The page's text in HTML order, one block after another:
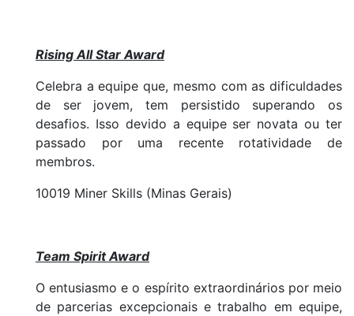
Rising All Star Award
Celebra a equipe que, mesmo com as dificuldades
de ser jovem, tem persistido superando os
desafios. Isso devido a equipe ser novata ou ter
passado por uma recente rotatividade de
membros.
10019 Miner Skills (Minas Gerais)
Team Spirit Award
O entusiasmo e o espírito extraordinários por meio
de parcerias excepcionais e trabalho em equipe,